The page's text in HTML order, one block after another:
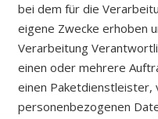
bei dem für die
eigene Zwecke erhoben
Verarbeitung
einen oder mehrere
einen Paketdienstleister,
personenbezogenen